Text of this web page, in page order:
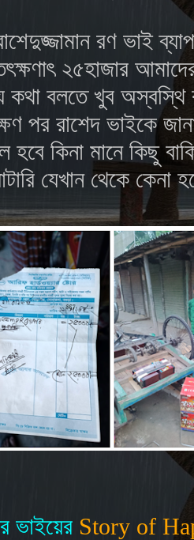
রণ ভাই
২৫হাজার
কথা বলতে খুব অস্বস্থি
পর রাশেদ ভাইকে
হবে কিনা মানে কিছু
যেখান থেকে কেনা
ভাইয়ের Story of